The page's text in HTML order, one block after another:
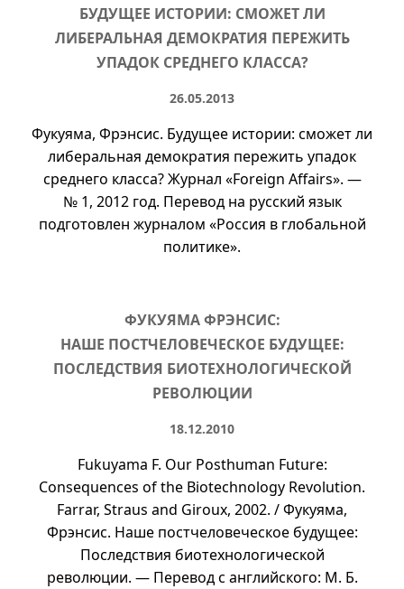
БУДУЩЕЕ ИСТОРИИ: СМОЖЕТ ЛИ
ЛИБЕРАЛЬНАЯ ДЕМОКРАТИЯ ПЕРЕЖИТЬ
УПАДОК СРЕДНЕГО КЛАССА?
26.05.2013
Фукуяма, Фрэнсис. Будущее истории: сможет ли
либеральная демократия пережить упадок
среднего класса? Журнал «Foreign Affairs». —
№ 1, 2012 год. Перевод на русский язык
подготовлен журналом «Россия в глобальной
политике».
ФУКУЯМА ФРЭНСИС:
НАШЕ ПОСТЧЕЛОВЕЧЕСКОЕ БУДУЩЕЕ:
ПОСЛЕДСТВИЯ БИОТЕХНОЛОГИЧЕСКОЙ
РЕВОЛЮЦИИ
18.12.2010
Fukuyama F. Our Posthuman Future:
Consequences of the Biotechnology Revolution.
Farrar, Straus and Giroux, 2002. / Фукуяма,
Фрэнсис. Наше постчеловеческое будущее:
Последствия биотехнологической
революции. — Перевод с английского: М. Б.